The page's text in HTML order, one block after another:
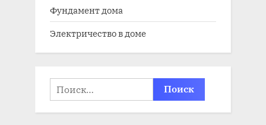
Фундамент дома
Электричество в доме
Найти: